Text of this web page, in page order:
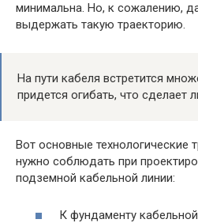
минимальна. Но, к сожалению,
выдержать такую траекторию.
На пути кабеля встретится
придется огибать, что сделает
Вот основные технологические
нужно соблюдать при
подземной кабельной линии:
К фундаменту